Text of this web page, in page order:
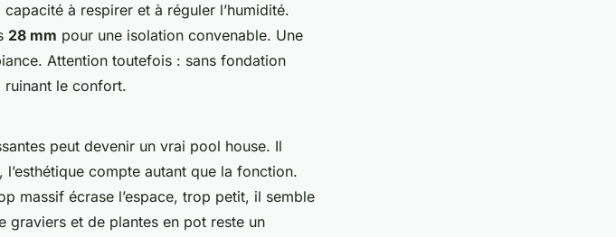
à respirer et à réguler l’humidité.
28 mm pour une isolation convenable. Une
Attention toutefois : sans fondation
ruinant le confort.
peut devenir un vrai pool house. Il
compte autant que la fonction.
massif écrase l’espace, trop petit, il semble
graviers et de plantes en pot reste un